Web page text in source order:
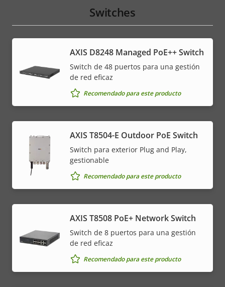
Switches
AXIS D8248 Managed PoE++ Switch
Switch de 48 puertos para una gestión
de red eficaz
Recomendado para este producto
AXIS T8504-E Outdoor PoE Switch
Switch para exterior Plug and Play,
gestionable
Recomendado para este producto
AXIS T8508 PoE+ Network Switch
Switch de 8 puertos para una gestión
de red eficaz
Recomendado para este producto